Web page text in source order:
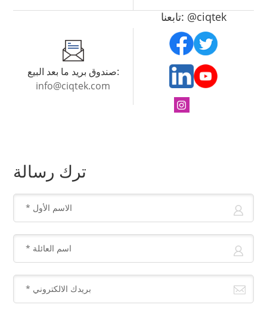
صندوق بريد ما بعد البيع:
info@ciqtek.com
تابعنا: @ciqtek
ترك رسالة